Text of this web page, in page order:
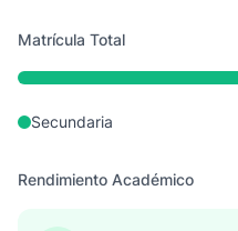
Matrícula Total
Secundaria
Rendimiento Académico